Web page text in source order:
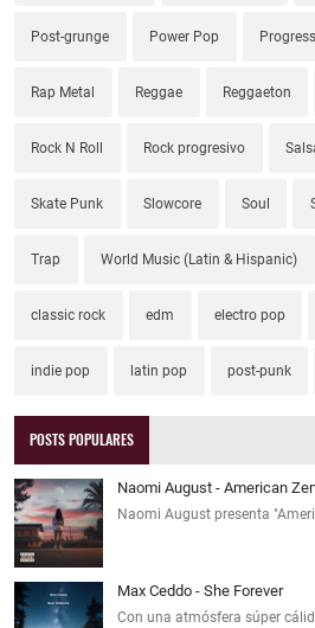
Post-grunge Power Pop
Rap Metal Reggae Reggaeton
Rock N Roll Rock progresivo
Skate Punk Slowcore Soul
Trap World Music (Latin & Hispanic)
classic rock edm electro pop
indie pop latin pop post-punk
POSTS POPULARES
Naomi August - American
Naomi August presenta
Max Ceddo - She Forever
Con una atmósfera súper